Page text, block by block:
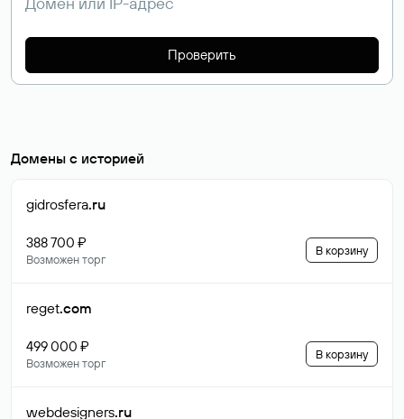
Проверить
Домены с историей
gidrosfera.ru
388 700 ₽
Возможен торг
В корзину
reget.com
499 000 ₽
Возможен торг
В корзину
webdesigners.ru